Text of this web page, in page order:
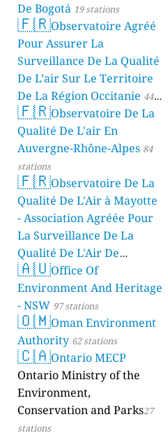
De Bogotá 19 stations
🇫🇷Observatoire Agréé
Pour Assurer La
Surveillance De La Qualité
De L’air Sur Le Territoire
De La Région Occitanie 44
stations
🇫🇷Observatoire De La
Qualité De L'air En
Auvergne-Rhône-Alpes 84
stations
🇫🇷Observatoire De La
Qualité De L'Air à Mayotte
- Association Agréée Pour
La Surveillance De La
Qualité De L'Air De
Mayotte 4 stations
🇦🇺Office Of
Environment And Heritage
- NSW 97 stations
🇴🇲Oman Environment
Authority 62 stations
🇨🇦Ontario MECP
Ontario Ministry of the
Environment,
Conservation and Parks27
stations